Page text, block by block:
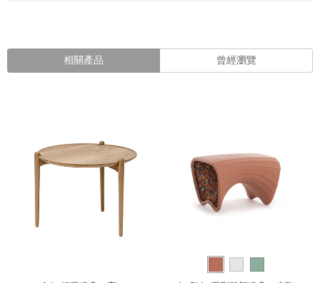
相關產品 曾經瀏覽